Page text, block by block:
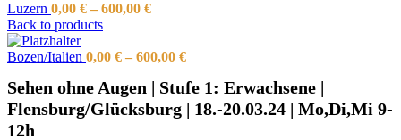
Luzern 0,00 € – 600,00 €
Back to products
Bozen/Italien 0,00 € – 600,00 €
Sehen ohne Augen | Stufe 1: Erwachsene |
Flensburg/Glücksburg | 18.-20.03.24 | Mo,Di,Mi 9-
12h